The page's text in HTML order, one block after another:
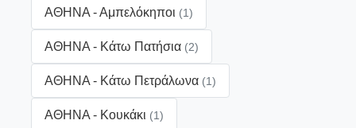
ΑΘΗΝΑ - Αμπελόκηποι (1)
ΑΘΗΝΑ - Κάτω Πατήσια (2)
ΑΘΗΝΑ - Κάτω Πετράλωνα (1)
ΑΘΗΝΑ - Κουκάκι (1)